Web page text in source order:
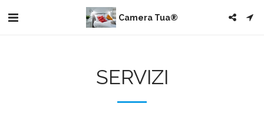
Camera Tua®
SERVIZI